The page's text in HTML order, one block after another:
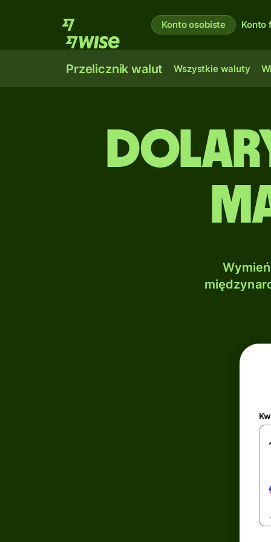
Konto osobiste Konto
Przelicznik walut Wszystkie waluty